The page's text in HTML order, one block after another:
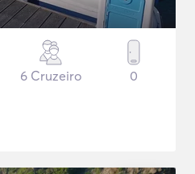
6 Cruzeiro 0